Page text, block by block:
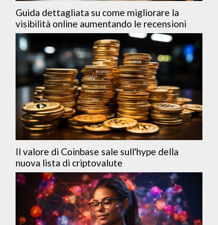
Guida dettagliata su come migliorare la
visibilità online aumentando le recensioni
Il valore di Coinbase sale sull'hype della
nuova lista di criptovalute